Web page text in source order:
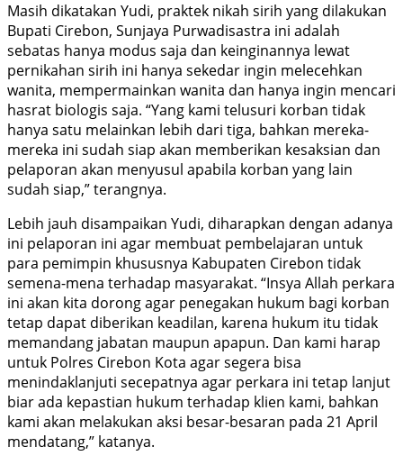
Masih dikatakan Yudi, praktek nikah sirih yang dilakukan
Bupati Cirebon, Sunjaya Purwadisastra ini adalah
sebatas hanya modus saja dan keinginannya lewat
pernikahan sirih ini hanya sekedar ingin melecehkan
wanita, mempermainkan wanita dan hanya ingin mencari
hasrat biologis saja. “Yang kami telusuri korban tidak
hanya satu melainkan lebih dari tiga, bahkan mereka-
mereka ini sudah siap akan memberikan kesaksian dan
pelaporan akan menyusul apabila korban yang lain
sudah siap,” terangnya.
Lebih jauh disampaikan Yudi, diharapkan dengan adanya
ini pelaporan ini agar membuat pembelajaran untuk
para pemimpin khususnya Kabupaten Cirebon tidak
semena-mena terhadap masyarakat. “Insya Allah perkara
ini akan kita dorong agar penegakan hukum bagi korban
tetap dapat diberikan keadilan, karena hukum itu tidak
memandang jabatan maupun apapun. Dan kami harap
untuk Polres Cirebon Kota agar segera bisa
menindaklanjuti secepatnya agar perkara ini tetap lanjut
biar ada kepastian hukum terhadap klien kami, bahkan
kami akan melakukan aksi besar-besaran pada 21 April
mendatang,” katanya.